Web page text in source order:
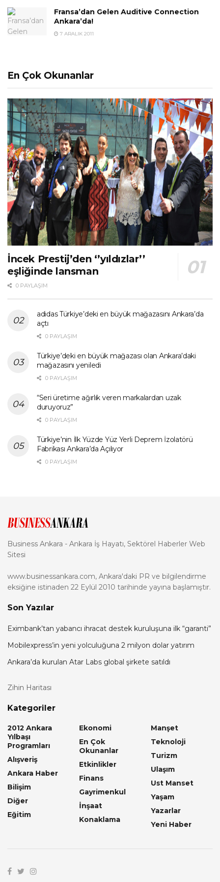
Fransa’dan Gelen Auditive Connection
Ankara’da!
7 ARALIK 2011
En Çok Okunanlar
İncek Prestij’den ‘’yıldızlar’’
eşliğinde lansman
0 PAYLAŞIM
adidas Türkiye’deki en büyük mağazasını Ankara’da
açtı
0 PAYLAŞIM
Türkiye’deki en büyük mağazası olan Ankara’daki
mağazasını yeniledi
0 PAYLAŞIM
“Seri üretime ağırlık veren markalardan uzak
duruyoruz”
0 PAYLAŞIM
Türkiye’nin İlk Yüzde Yüz Yerli Deprem İzolatörü
Fabrikası Ankara’da Açılıyor
0 PAYLAŞIM
Business Ankara - Ankara İş Hayatı, Sektörel Haberler Web
Sitesi
www.businessankara.com, Ankara'daki PR ve bilgilendirme
eksiğine istinaden 22 Eylül 2010 tarihinde yayına başlamıştır.
Son Yazılar
Eximbank’tan yabancı ihracat destek kuruluşuna ilk “garanti”
Mobilexpress’in yeni yolculuğuna 2 milyon dolar yatırım
Ankara’da kurulan Atar Labs global şirkete satıldı
Zihin Haritası
Kategoriler
2012 Ankara
Yılbaşı
Programları
Alışveriş
Ankara Haber
Bilişim
Diğer
Eğitim
Ekonomi
En Çok
Okunanlar
Etkinlikler
Finans
Gayrimenkul
İnşaat
Konaklama
Manşet
Teknoloji
Turizm
Ulaşım
Ust Manset
Yaşam
Yazarlar
Yeni Haber